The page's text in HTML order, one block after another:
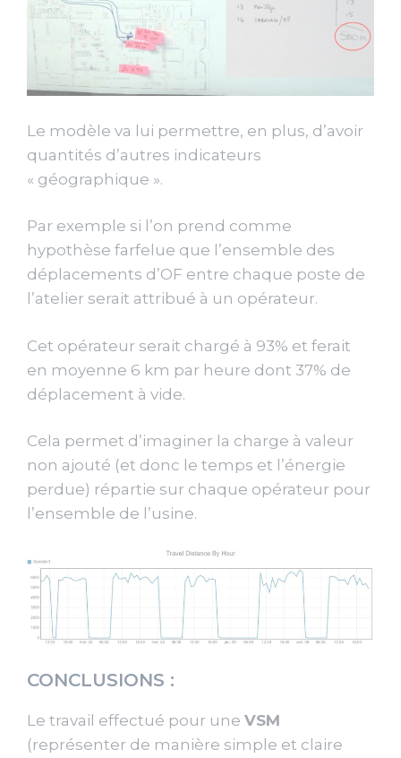
Le modèle va lui permettre, en plus, d’avoir
quantités d’autres indicateurs
« géographique ».
Par exemple si l’on prend comme
hypothèse farfelue que l’ensemble des
déplacements d’OF entre chaque poste de
l’atelier serait attribué à un opérateur.
Cet opérateur serait chargé à 93% et ferait
en moyenne 6 km par heure dont 37% de
déplacement à vide.
Cela permet d’imaginer la charge à valeur
non ajouté (et donc le temps et l’énergie
perdue) répartie sur chaque opérateur pour
l’ensemble de l’usine.
CONCLUSIONS :
Le travail effectué pour une VSM
(représenter de manière simple et claire